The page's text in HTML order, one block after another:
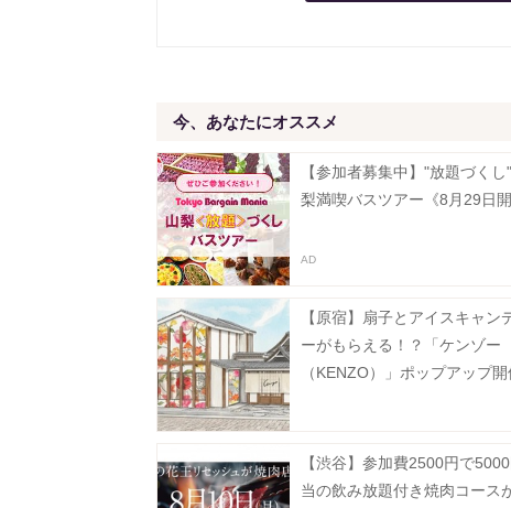
今、あなたにオススメ
【参加者募集中】"放題づくし
梨満喫バスツアー《8月29日開
【原宿】扇子とアイスキャン
ーがもらえる！？「ケンゾー
（KENZO）」ポップアップ開
【渋谷】参加費2500円で
当の飲み放題付き焼肉コース